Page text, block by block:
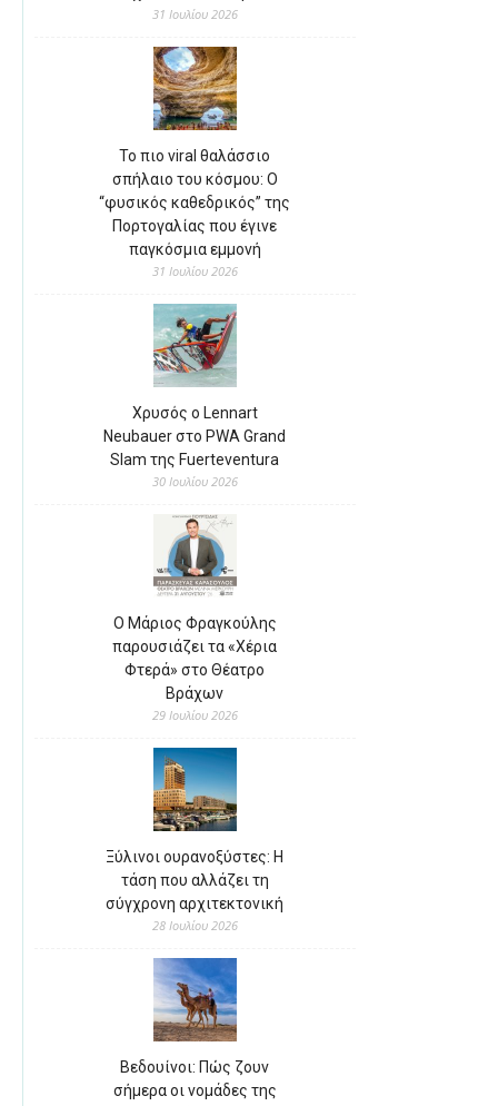
31 Ιουλίου 2026
Το πιο viral θαλάσσιο
σπήλαιο του κόσμου: Ο
“φυσικός καθεδρικός” της
Πορτογαλίας που έγινε
παγκόσμια εμμονή
31 Ιουλίου 2026
Χρυσός ο Lennart
Neubauer στο PWA Grand
Slam της Fuerteventura
30 Ιουλίου 2026
Ο Μάριος Φραγκούλης
παρουσιάζει τα «Χέρια
Φτερά» στο Θέατρο
Βράχων
29 Ιουλίου 2026
Ξύλινοι ουρανοξύστες: Η
τάση που αλλάζει τη
σύγχρονη αρχιτεκτονική
28 Ιουλίου 2026
Βεδουίνοι: Πώς ζουν
σήμερα οι νομάδες της